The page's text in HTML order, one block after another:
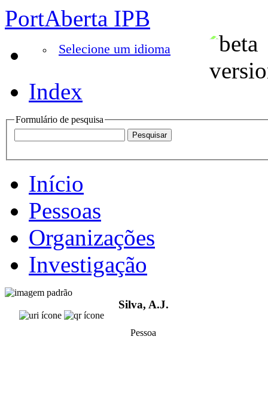
PortAberta IPB
Selecione um idioma
Index
Formulário de pesquisa
Início
Pessoas
Organizações
Investigação
Silva, A.J.
Pessoa